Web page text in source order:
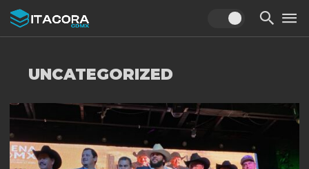
UNCATEGORIZED